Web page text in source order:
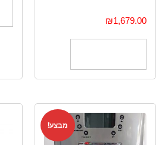
₪1,679.00
מבצע!